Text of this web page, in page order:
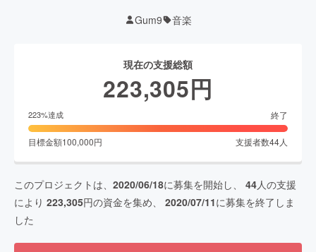
Gum9 音楽
現在の支援総額
223,305円
223%達成 終了
目標金額100,000円 支援者数44人
このプロジェクトは、 2020/06/18に募集を開始し、 44人の支援
により 223,305円の資金を集め、 2020/07/11に募集を終了しま
した